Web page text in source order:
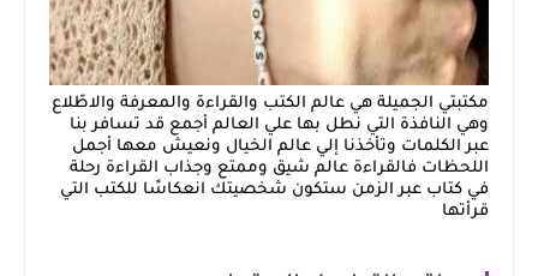
مكتبتي الجميلة هي عالم الكتب والقراءة والمعرفة والاطّلاع
وهي النافذة التي نطل بها علي العالم أجمع قد تسافر بنا
عبر الكلمات وتأخذنا إلي عالم الخيال ونعيش معها أجمل
اللحظات فالقراءة عالم شيق وممتع وجذاب القراءة رحلة
في كتاب عبر الزمن ستكون شخصيتك انعكاسًا للكتب التي
قرأتها